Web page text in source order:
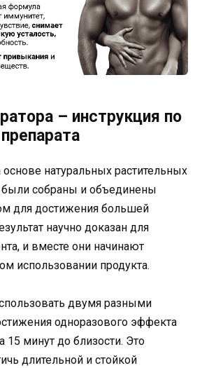
– инструкция по
натуральных растительных
собраны и объединены
для достижения большей
научно доказан для
и вместе они начинают
использовании продукта.
двумя разными
одноразового эффекта
15 минут до близости. Это
длительной и стойкой